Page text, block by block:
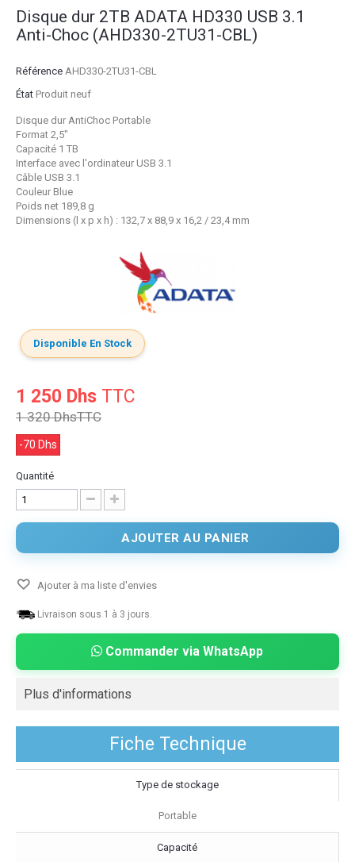
Disque dur 2TB ADATA HD330 USB 3.1
Anti-Choc (AHD330-2TU31-CBL)
Référence AHD330-2TU31-CBL
État Produit neuf
Disque dur AntiChoc Portable
Format 2,5"
Capacité 1 TB
Interface avec l'ordinateur USB 3.1
Câble USB 3.1
Couleur Blue
Poids net 189,8 g
Dimensions (l x p x h) : 132,7 x 88,9 x 16,2 / 23,4 mm
Disponible En Stock
1 250 Dhs TTC
1 320 DhsTTC
-70 Dhs
Quantité
AJOUTER AU PANIER
Ajouter à ma liste d'envies
Livraison sous 1 à 3 jours.
Commander via WhatsApp
Plus d'informations
Fiche Technique
Type de stockage
Portable
Capacité